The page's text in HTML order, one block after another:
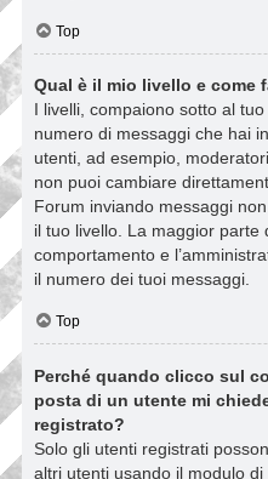
Top
Qual è il mio livello e come
I livelli, compaiono sotto al
numero di messaggi che hai
utenti, ad esempio,
non puoi cambiare
Forum inviando messaggi
il tuo livello. La maggior
comportamento e
il numero dei tuoi messaggi.
Top
Perché quando clicco sul
posta di un utente mi
registrato?
Solo gli utenti registrati
altri utenti usando il modulo